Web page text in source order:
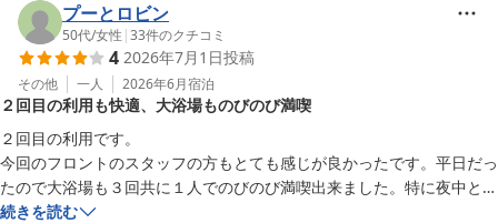
チェックアウトもドアにマグネットシールを貼るだけで、フロントでの
手続き不要なのも手軽でいいですね。
ウェルカムドリンクバーは、オレンジジュースの原液側のノズルの向き
が悪いのかカップにちゃんと入らないのが残念でした。
（朝食時のパンに合わせたかったので、牛乳みたいにピッチャーにして
もらえると助かる。）
あとホテルの不備ではないのですが、徒歩圏に夕食に利用できるような
店が見当たらず、面倒になって向かいのスーパーの弁当で済ませまし
た。
プーとロビン
50代/女性 |33件のクチコミ
4 2026年7月1日投稿
その他 一人 2026年6月宿泊
２回目の利用も快適、大浴場ものびのび満喫
２回目の利用です。
今回のフロントのスタッフの方もとても感じが良かったです。平日だっ
たので大浴場も３回共に１人でのびのび満喫出来ました。特に夜中とか
も利用出来るのが嬉しいです。
続きを読む